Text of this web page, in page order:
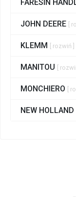
FARESIN
JOHN DEERE [
KLEMM [ rozwiń ]
MANITOU [
MONCHIERO [
NEW HOLLAND